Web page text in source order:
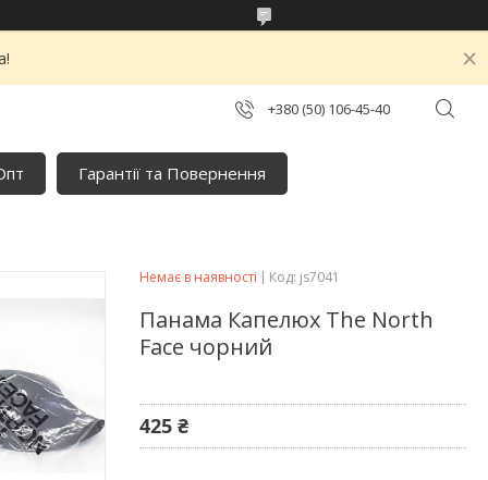
+380 (50) 106-45-40
Гарантії та Повернення
Немає в наявності Код: js7041
Панама Капелюх The North
Face чорний
425 ₴